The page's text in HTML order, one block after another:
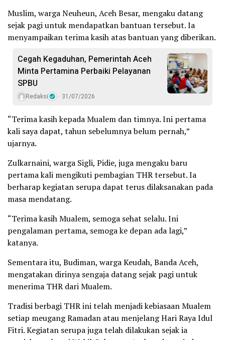
Muslim, warga Neuheun, Aceh Besar, mengaku datang
sejak pagi untuk mendapatkan bantuan tersebut. Ia
menyampaikan terima kasih atas bantuan yang diberikan.
Cegah Kegaduhan, Pemerintah Aceh
Minta Pertamina Perbaiki Pelayanan
SPBU
Redaksi 31/07/2026
“Terima kasih kepada Mualem dan timnya. Ini pertama
kali saya dapat, tahun sebelumnya belum pernah,”
ujarnya.
Zulkarnaini, warga Sigli, Pidie, juga mengaku baru
pertama kali mengikuti pembagian THR tersebut. Ia
berharap kegiatan serupa dapat terus dilaksanakan pada
masa mendatang.
“Terima kasih Mualem, semoga sehat selalu. Ini
pengalaman pertama, semoga ke depan ada lagi,”
katanya.
Sementara itu, Budiman, warga Keudah, Banda Aceh,
mengatakan dirinya sengaja datang sejak pagi untuk
menerima THR dari Mualem.
Tradisi berbagi THR ini telah menjadi kebiasaan Mualem
setiap meugang Ramadan atau menjelang Hari Raya Idul
Fitri. Kegiatan serupa juga telah dilakukan sejak ia